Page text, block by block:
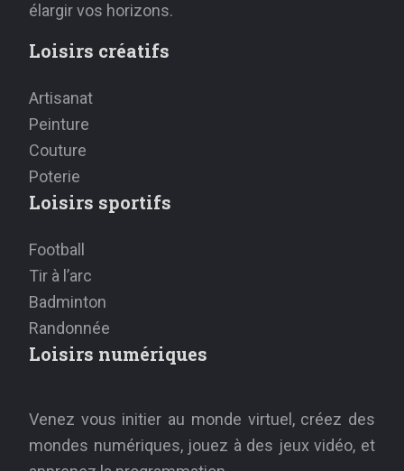
élargir vos horizons.
Loisirs créatifs
Artisanat
Peinture
Couture
Poterie
Loisirs sportifs
Football
Tir à l’arc
Badminton
Randonnée
Loisirs numériques
Venez vous initier au monde virtuel, créez des
mondes numériques, jouez à des jeux vidéo, et